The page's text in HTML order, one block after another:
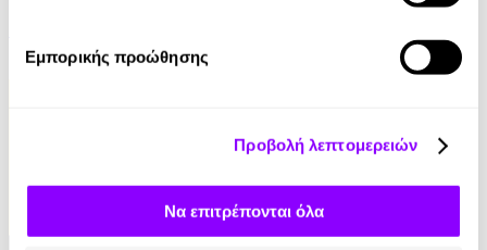
Εμπορικής προώθησης
Προβολή λεπτομερειών
Να επιτρέπονται όλα
4.90€